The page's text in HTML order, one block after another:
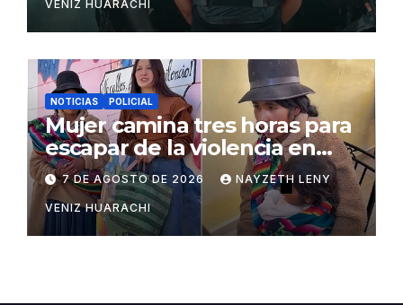
VENIZ HUARACHI
NOTICIAS POLICIAL
Mujer camina tres horas para
escapar de la violencia en
Potosí
7 DE AGOSTO DE 2026 NAYZETH LENY
VENIZ HUARACHI